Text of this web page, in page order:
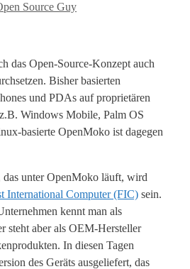
Source Guy
das Open-Source-Konzept auch
Bisher basierten
und PDAs auf proprietären
Windows Mobile, Palm OS
basierte OpenMoko ist dagegen
das unter OpenMoko läuft, wird
International Computer (FIC) sein.
kennt man als
steht aber als OEM-Hersteller
In diesen Tagen
des Geräts ausgeliefert, das